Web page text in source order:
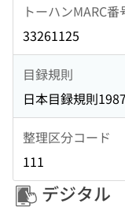
トーハンMARC番
33261125
目録規則
日本目録規則
整理区分コード
111
デジタル